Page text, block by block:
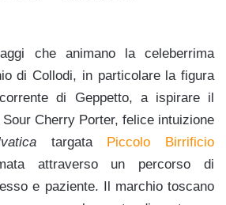
che animano la celeberrima
di Collodi, in particolare la figura
di Geppetto, a ispirare il
Cherry Porter, felice intuizione
targata Piccolo Birrificio
attraverso un percorso di
e paziente. Il marchio toscano